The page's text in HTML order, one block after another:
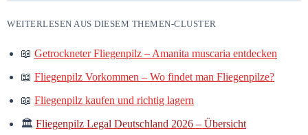
WEITERLESEN AUS DIESEM THEMEN-CLUSTER
📖 Getrockneter Fliegenpilz – Amanita muscaria entdecken
📖 Fliegenpilz Vorkommen – Wo findet man Fliegenpilze?
📖 Fliegenpilz kaufen und richtig lagern
🏛 Fliegenpilz Legal Deutschland 2026 – Übersicht